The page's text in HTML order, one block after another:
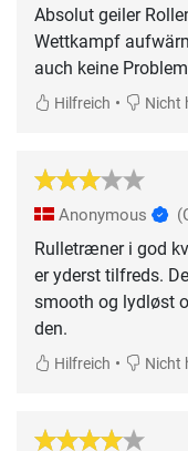
Absolut geiler
Wettkampf
auch keine
Hilfreich • Nicht
Anonymous
Rulletræner i god
er yderst tilfreds.
smooth og lydløst
den.
Hilfreich • Nicht